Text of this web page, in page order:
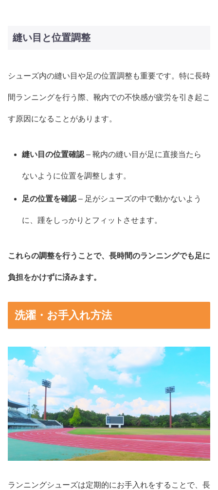
縫い目と位置調整
シューズ内の縫い目や足の位置調整も重要です。特に長時
間ランニングを行う際、靴内での不快感が疲労を引き起こ
す原因になることがあります。
縫い目の位置確認 – 靴内の縫い目が足に直接当たら
ないように位置を調整します。
足の位置を確認 – 足がシューズの中で動かないよう
に、踵をしっかりとフィットさせます。
これらの調整を行うことで、長時間のランニングでも足に
負担をかけずに済みます。
洗濯・お手入れ方法
ランニングシューズは定期的にお手入れをすることで、長